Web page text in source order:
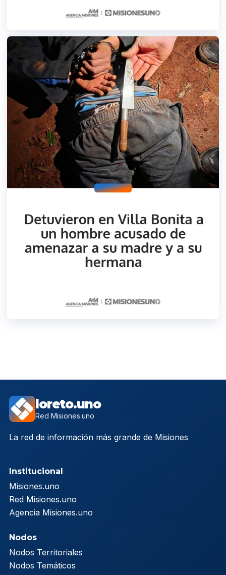
loreto.uno
Red Misiones.uno
La red de información más grande de Misiones
Institucional
Misiones.uno
Red Misiones.uno
Agencia Misiones.uno
Nodos
Nodos Territoriales
Nodos Temáticos